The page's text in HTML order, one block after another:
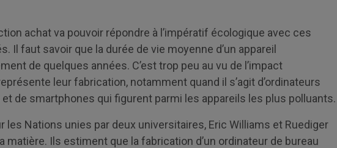
achat va pouvoir répondre à l’impératif écologique avec ces
Il faut savoir que la durée de vie moyenne d’un appareil
de quelques années. C’est trop peu au vu de l’impact
leur fabrication, notamment quand il s’agit d’ordinateurs
de smartphones qui figurent parmi les appareils les plus polluants.
les Nations unies par deux universitaires, Eric Williams et Ruediger
matière. Ils estiment que la fabrication d’un ordinateur de bureau